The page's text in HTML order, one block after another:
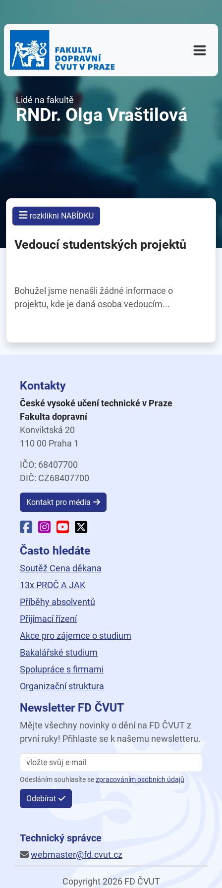
Lidé na fakultě
RNDr. Olga Vraštilová
rozklikni NABÍDKU
Vedoucí studentských projektů
Bohužel jsme nenašli žádné informace o
projektu, kde je daná osoba vedoucím...
Kontakty
České vysoké učení technické v Praze
Fakulta dopravní
Konviktská 20
110 00 Praha 1
IČO: 68407700
DIČ: CZ68407700
Kontakt pro média
Facebook Fakulty dopravní
Instagram Fakulty dopravní
YouTube Fakulty dopravní
Často hledáte
Soutěž Cena děkana
13x PROČ A JAK
Příběhy absolventů
Přijímací řízení
Akce pro zájemce o studium
Bakalářské studium
Spolupráce s firmami
Organizační struktura
Newsletter FD ČVUT
Mějte všechny novinky o dění na FD ČVUT z
první ruky! Přihlaste se k našemu newsletteru.
Odesláním souhlasíte sezpracováním osobních údajů
Odebírat
Technický správce
webmaster@fd.cvut.cz
Copyright 2026 FD ČVUT